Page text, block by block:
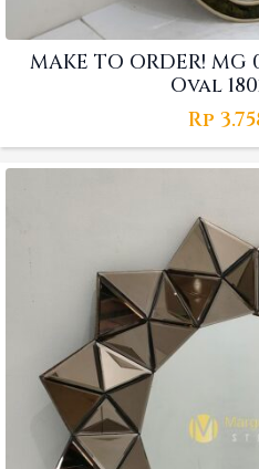
MAKE TO ORDER!
Oval
Rp